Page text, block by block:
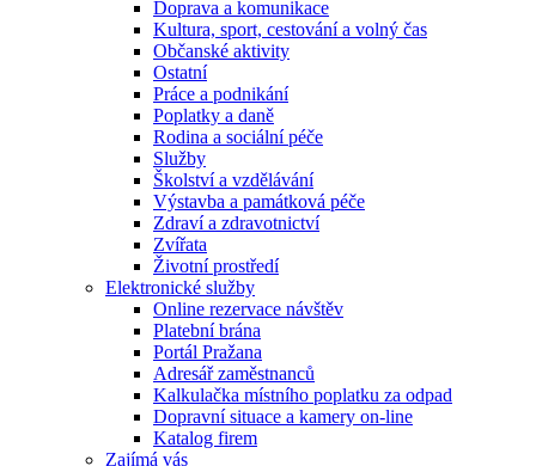
Doprava a komunikace
Kultura, sport, cestování a volný čas
Občanské aktivity
Ostatní
Práce a podnikání
Poplatky a daně
Rodina a sociální péče
Služby
Školství a vzdělávání
Výstavba a památková péče
Zdraví a zdravotnictví
Zvířata
Životní prostředí
Elektronické služby
Online rezervace návštěv
Platební brána
Portál Pražana
Adresář zaměstnanců
Kalkulačka místního poplatku za odpad
Dopravní situace a kamery on-line
Katalog firem
Zajímá vás